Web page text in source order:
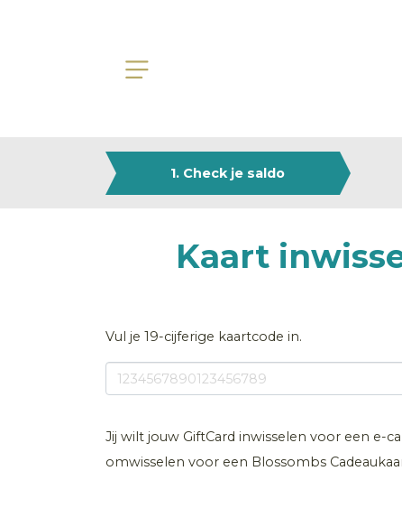
1. Check je saldo
Kaart
Vul je 19-cijferige kaartcode in.
Jij wilt jouw GiftCard inwisselen voor een e-
omwisselen voor een Blossombs